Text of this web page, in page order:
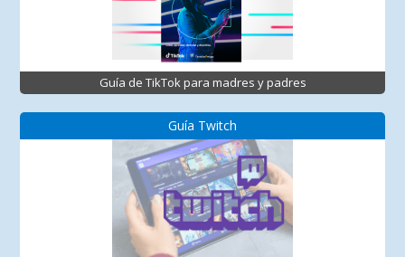
Guía de TikTok para madres y padres
Guía Twitch